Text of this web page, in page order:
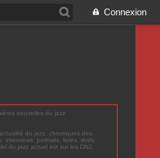
Connexion
nouvelles du jazz
du jazz, chroniques des
interviews, portraits, livres, dvds,
du jazz actuel est sur les DNJ.